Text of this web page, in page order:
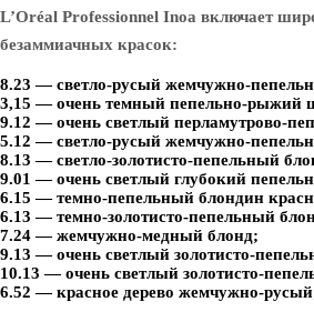
L’Oréal Professionnel Inoa включает
безаммиачных красок:
8.23 — светло-русый жемчужно-
3,15 — очень темный пепельно-рыжий
9.12 — очень светлый перламутрово-
5.12 — светло-русый жемчужно-
8.13 — светло-золотисто-пепельный
9.01 — очень светлый глубокий
6.15 — темно-пепельный блондин
6.13 — темно-золотисто-пепельный
7.24 — жемчужно-медный блонд;
9.13 — очень светлый золотисто-
10.13 — очень светлый золотисто-
6.52 — красное дерево жемчужно-